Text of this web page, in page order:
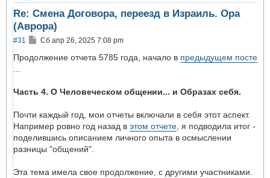
Re: Смена Договора, переезд в Израиль. Ора
(Аврора)
#31
С
о
н
Сб апр 26, 2025 7:08 pm
Продолжение отчета 5785 года, начало в предыдущем посте
...
Часть 4. О Человеческом общении... и Образах себя.
Почти каждый год, мои отчеты включали в себя этот аспект.
Например ровно год назад в этом отчете, я подводила итог -
поделившись описанием личного опыта в осмыслении
разницы "общений".
Эта тема имела свое продолжение, с другими участниками.